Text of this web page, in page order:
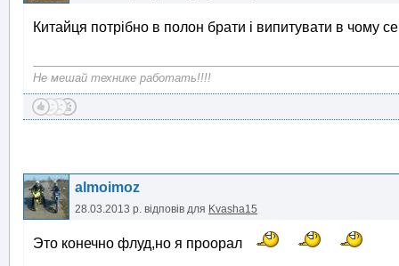
Китайця потрібно в полон брати і випитувати в чому
Не мешай технике работать!!!!
almoimoz
28.03.2013 р. відповів для Kvasha15
Это конечно флуд,но я проорал